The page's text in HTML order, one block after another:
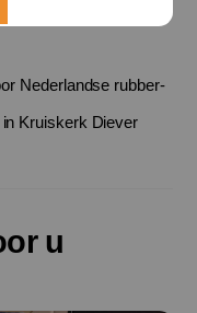
Nederlandse rubber-
Kruiskerk Diever
u